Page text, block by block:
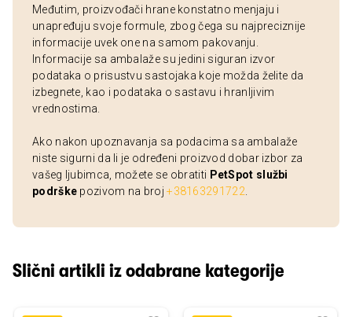
Međutim, proizvođači hrane konstatno menjaju i
unapređuju svoje formule, zbog čega su najpreciznije
informacije uvek one na samom pakovanju.
Informacije sa ambalaže su jedini siguran izvor
podataka o prisustvu sastojaka koje možda želite da
izbegnete, kao i podataka o sastavu i hranljivim
vrednostima.
Ako nakon upoznavanja sa podacima sa ambalaže
niste sigurni da li je određeni proizvod dobar izbor za
vašeg ljubimca, možete se obratiti PetSpot službi
podrške pozivom na broj+38163291722
Slični artikli iz odabrane kategorije